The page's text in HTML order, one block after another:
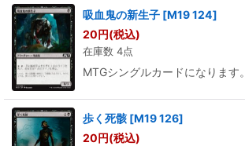
吸血鬼の新生子 [M19 124]
20円(税込)
在庫数 4点
MTGシングルカードになります。
歩く死骸 [M19 126]
20円(税込)